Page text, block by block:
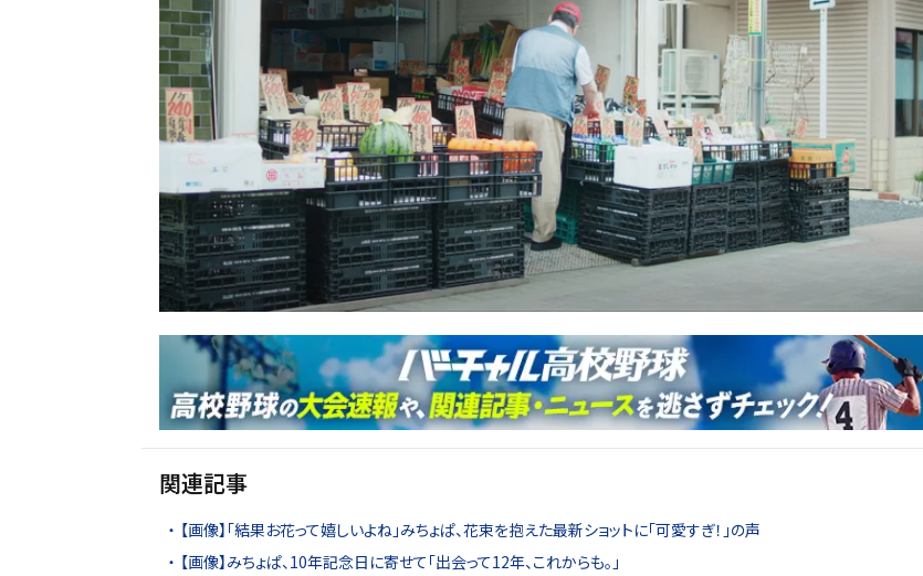
関連記事
【画像】「結果お花って嬉しいよね」みちょぱ、花束を抱えた最新ショットに「可愛すぎ！」の声
【画像】みちょぱ、10年記念日に寄せて「出会って12年、これからも。」